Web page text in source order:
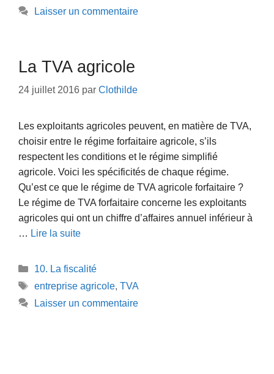
Laisser un commentaire
La TVA agricole
24 juillet 2016 par Clothilde
Les exploitants agricoles peuvent, en matière de TVA,
choisir entre le régime forfaitaire agricole, s’ils
respectent les conditions et le régime simplifié
agricole. Voici les spécificités de chaque régime.
Qu’est ce que le régime de TVA agricole forfaitaire ?
Le régime de TVA forfaitaire concerne les exploitants
agricoles qui ont un chiffre d’affaires annuel inférieur à
… Lire la suite
Catégories
10. La fiscalité
Étiquettes
entreprise agricole, TVA
Laisser un commentaire